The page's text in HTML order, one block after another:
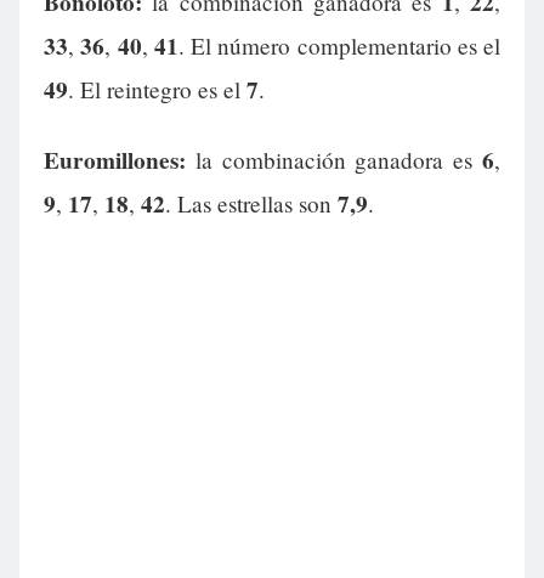
33,36, 40, 41. El número complementario es el
49. El reintegro es el 7.
Euromillones: la combinación ganadora es 6,
9, 17, 18, 42. Las estrellas son 7,9.